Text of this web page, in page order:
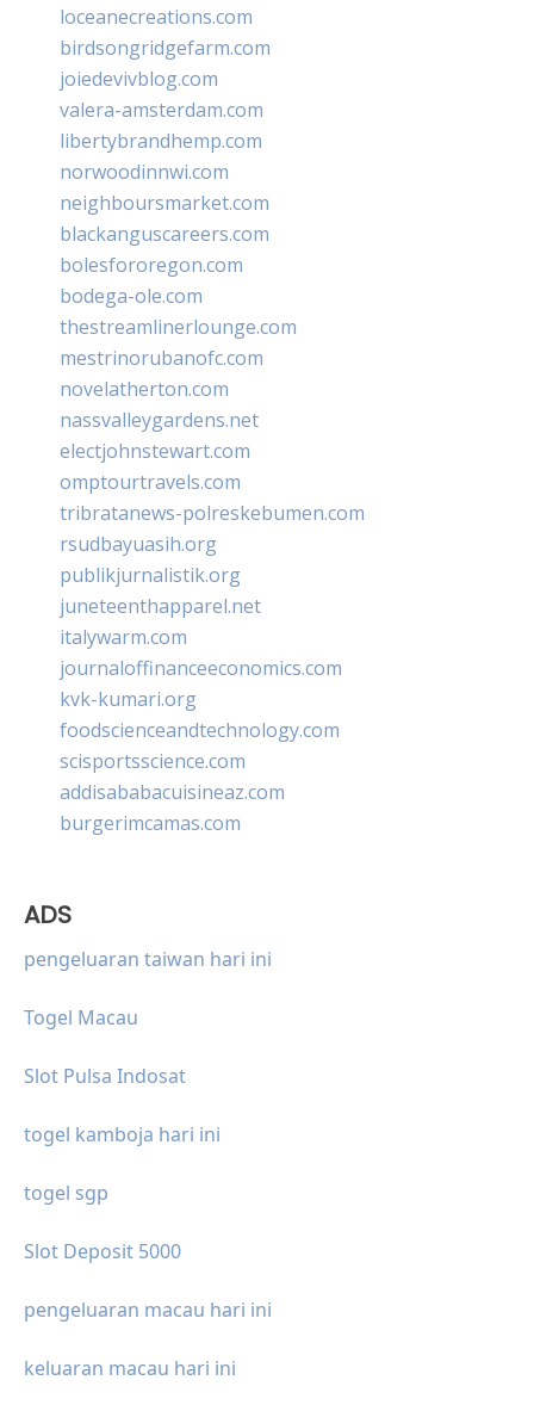
loceanecreations.com
birdsongridgefarm.com
joiedevivblog.com
valera-amsterdam.com
libertybrandhemp.com
norwoodinnwi.com
neighboursmarket.com
blackanguscareers.com
bolesfororegon.com
bodega-ole.com
thestreamlinerlounge.com
mestrinorubanofc.com
novelatherton.com
nassvalleygardens.net
electjohnstewart.com
omptourtravels.com
tribratanews-polreskebumen.com
rsudbayuasih.org
publikjurnalistik.org
juneteenthapparel.net
italywarm.com
journaloffinanceeconomics.com
kvk-kumari.org
foodscienceandtechnology.com
scisportsscience.com
addisababacuisineaz.com
burgerimcamas.com
ADS
pengeluaran taiwan hari ini
Togel Macau
Slot Pulsa Indosat
togel kamboja hari ini
togel sgp
Slot Deposit 5000
pengeluaran macau hari ini
keluaran macau hari ini